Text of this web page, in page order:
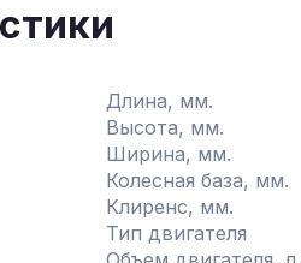
Длина, мм.
Высота, мм.
Ширина, мм.
Колесная база, мм.
Клиренс, мм.
Тип двигателя